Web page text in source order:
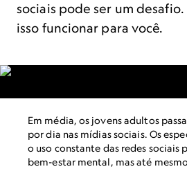
sociais pode ser um
isso funcionar para você.
Em média, os jovens adultos
por dia nas mídias sociais. Os
o uso constante das redes sociais
bem-estar mental, mas até